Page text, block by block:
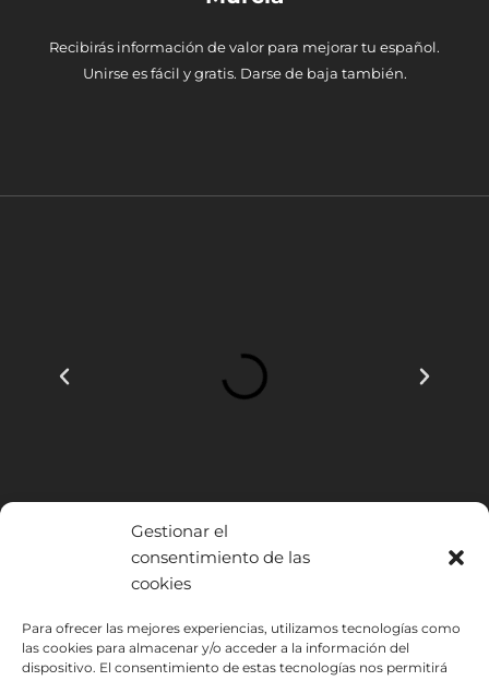
Gestionar el
consentimiento de las
cookies
Para ofrecer las mejores experiencias, utilizamos tecnologías como
las cookies para almacenar y/o acceder a la información del
dispositivo. El consentimiento de estas tecnologías nos permitirá
Recibirás información de valor para mejorar tu español.
Unirse es fácil y gratis. Darse de baja también.
INSTITUTO HISPANICO DE MURCIA, SOCIEDAD LIMITADA ha sido
beneficiario del Fondo Europeo de Desarrollo Regional cuyo objetivo
es mejorar el uso y la calidad de las tecnologías de la información y de